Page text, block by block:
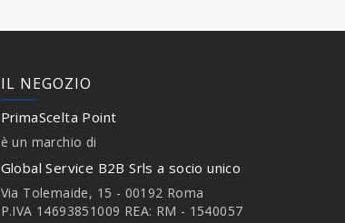
IL NEGOZIO
PrimaScelta Point
è un marchio di
Global Service B2B Srls a socio unico
Via Tolemaide, 15 - 00192 Roma
P.IVA 14693851009 REA: RM - 1540057